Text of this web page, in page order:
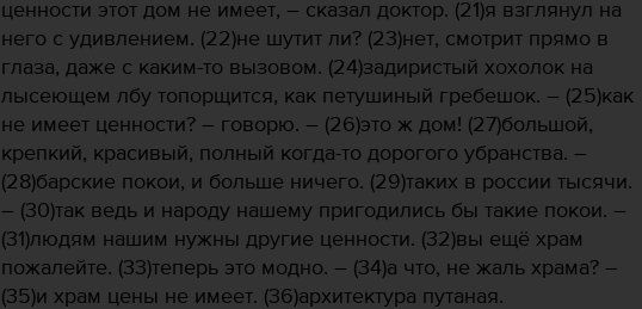
ценности этот дом не имеет, – сказал доктор. (21)я взглянул на
него с удивлением. (22)не шутит ли? (23)нет, смотрит прямо в
глаза, даже с каким-то вызовом. (24)задиристый хохолок на
лысеющем лбу топорщится, как петушиный гребешок. – (25)как
не имеет ценности? – говорю. – (26)это ж дом! (27)большой,
крепкий, красивый, полный когда-то дорогого убранства. –
(28)барские покои, и больше ничего. (29)таких в россии тысячи.
– (30)так ведь и народу нашему пригодились бы такие покои. –
(31)людям нашим нужны другие ценности. (32)вы ещё храм
пожалейте. (33)теперь это модно. – (34)а что, не жаль храма? –
(35)и храм цены не имеет. (36)архитектура путаная.